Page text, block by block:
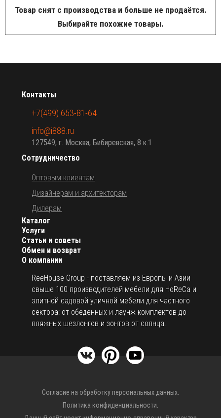
Товар снят с производства и больше не продаётся.
Выбирайте похожие товары.
О компании
ReeHouse Group - поставляем из Европы и Азии
свыше 100 производителей мебели для HoReCa и
элитной садовой уличной мебели для частного
сектора: от обеденных и лаунж-комплектов до
пляжных шезлонгов и зонтов от солнца.
Каталог
Услуги
Статьи и советы
Обмен и возврат
Сотрудничество
Оптовым клиентам
Дизайнерам и архитекторам
Дилерам
Контакты
+7(499) 653-81-64
info@i888.ru
127549, г. Москва, Бибиревская, 8 к.1
Согласие на обработку персональных данных.
Политика конфиденциальности.